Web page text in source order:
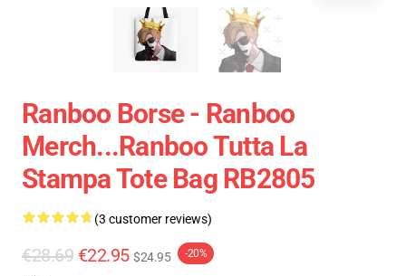
Ranboo Borse - Ranboo
Merch...Ranboo Tutta La
Stampa Tote Bag RB2805
(3 customer reviews)
€28.69 €22.95 $24.95 -20%